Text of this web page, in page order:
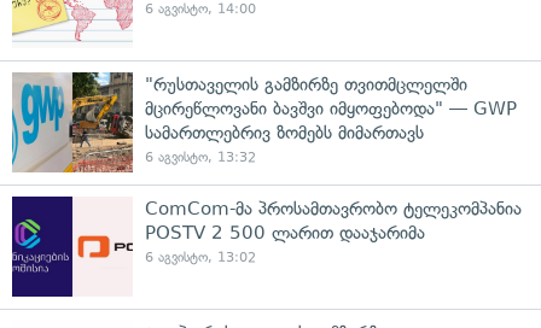
6 აგვისტო, 14:00
"რუსთაველის გამზირზე თვითმცლელში
მცირეწლოვანი ბავშვი იმყოფებოდა" — GWP
სამართლებრივ ზომებს მიმართავს
6 აგვისტო, 13:32
ComCom-მა პროსამთავრობო ტელეკომპანია
POSTV 2 500 ლარით დააჯარიმა
6 აგვისტო, 13:02